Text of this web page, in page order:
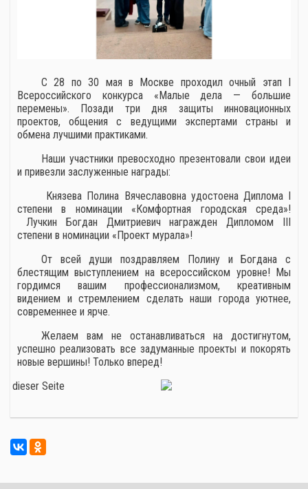
С 28 по 30 мая в Москве проходил очный этап I
Всероссийского конкурса «Малые дела — большие
перемены». Позади три дня защиты инновационных
проектов, общения с ведущими экспертами страны и
обмена лучшими практиками.
Наши участники превосходно презентовали свои идеи
и привезли заслуженные награды:
Князева Полина Вячеславовна удостоена Диплома I
степени в номинации «Комфортная городская среда»!
Лучкин Богдан Дмитриевич награжден Дипломом III
степени в номинации «Проект мурала»!
От всей души поздравляем Полину и Богдана с
блестящим выступлением на всероссийском уровне! Мы
гордимся вашим профессионализмом, креативным
видением и стремлением сделать наши города уютнее,
современнее и ярче.
Желаем вам не останавливаться на достигнутом,
успешно реализовать все задуманные проекты и покорять
новые вершины! Только вперед!